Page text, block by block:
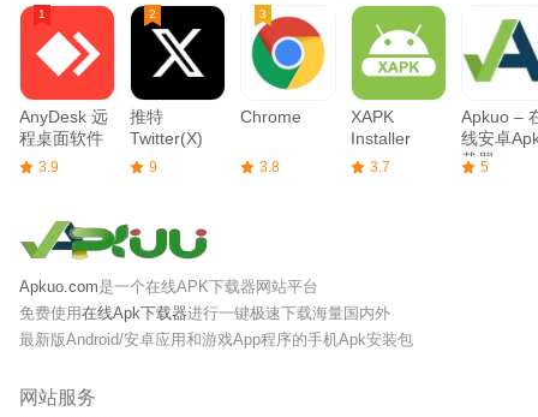
AnyDesk 远
程桌面软件
3.9
推特
Twitter(X)
9
Chrome
3.8
XAPK
Installer
3.7
Apkuo –
线安卓
载器
5
Apkuo.com是一个在线APK下载器网站平台
免费使用在线Apk下载器进行一键极速下载海量国内外
最新版Android/安卓应用和游戏App程序的手机Apk安装包
网站服务